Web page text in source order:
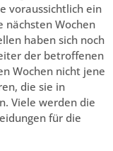
voraussichtlich ein
nächsten Wochen
haben sich noch
der betroffenen
Wochen nicht jene
die sie in
Viele werden die
für die